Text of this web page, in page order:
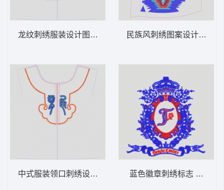
龙纹刺绣服装设计图 龙动物
中式服装领口刺绣设计图 吉祥民族
民族风刺绣图案设计图 几
蓝色徽章刺绣标志 徽章